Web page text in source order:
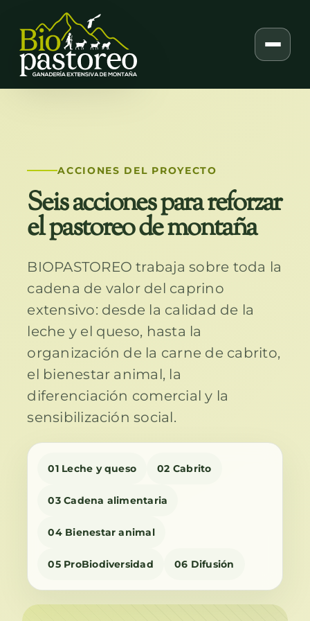
content
ACCIONES DEL PROYECTO
Seis acciones para reforzar
el pastoreo de montaña
BIOPASTOREO trabaja sobre toda la
cadena de valor del caprino
extensivo: desde la calidad de la
leche y el queso, hasta la
organización de la carne de cabrito,
el bienestar animal, la
diferenciación comercial y la
sensibilización social.
01 Leche y queso 02 Cabrito
03 Cadena alimentaria
04 Bienestar animal
05 ProBiodiversidad 06 Difusión